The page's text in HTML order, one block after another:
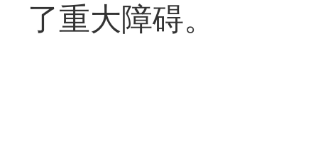
了重大障碍。